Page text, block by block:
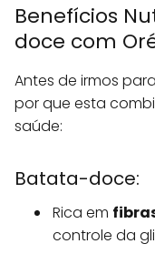
Benefícios
doce com
Antes de irmos
por que esta
saúde:
Batata-doce:
Rica em
controle da